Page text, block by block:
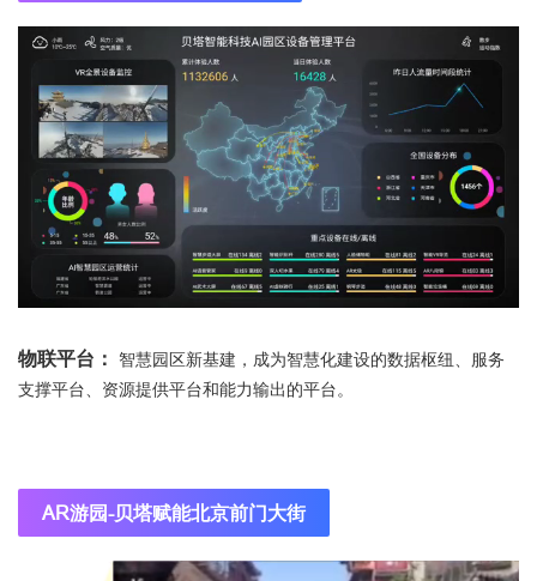
物联平台：
智慧园区新基建，成为智慧化建设的数据枢纽、服务
支撑平台、资源提供平台和能力输出的平台。
AR游园-贝塔赋能北京前门大街